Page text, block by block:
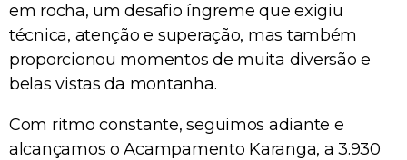
em rocha, um desafio íngreme que exigiu
técnica, atenção e superação, mas também
proporcionou momentos de muita diversão e
belas vistas da montanha.
Com ritmo constante, seguimos adiante e
alcançamos o Acampamento Karanga, a 3.930